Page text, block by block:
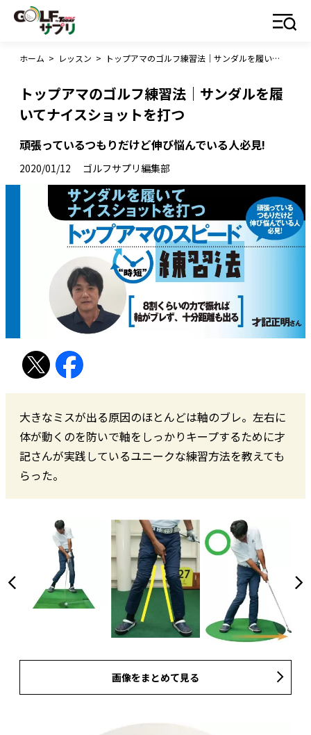
ホーム > レッスン > トップアマのゴルフ練習法｜サンダルを履いてナイスショットを打つ
トップアマのゴルフ練習法｜サンダルを履
いてナイスショットを打つ
頑張っているつもりだけど伸び悩んでいる人必見!
2020/01/12 ゴルフサプリ編集部
大きなミスが出る原因のほとんどは軸のブレ。左右に
体が動くのを防いで軸をしっかりキープするために才
記さんが実践しているユニークな練習方法を教えても
らった。
画像をまとめて見る